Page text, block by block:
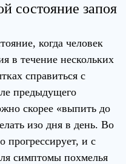
состояние запоя
когда человек
в течение нескольких
справиться с
предыдущего
скорее «выпить до
изо дня в день. Во
прогрессирует, и с
симптомы похмелья